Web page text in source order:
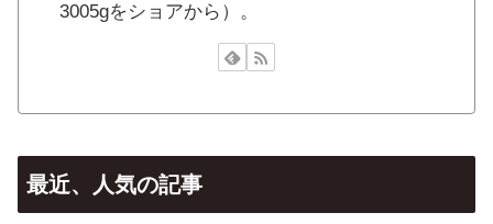
3005gをショアから）。
最近、人気の記事